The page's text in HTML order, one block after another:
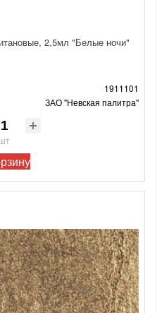
2,5мл "Белые ночи"
1911101
ЗАО "Невская палитра"
шт